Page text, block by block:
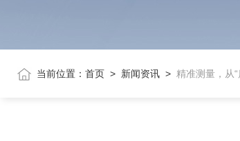
当前位置： 首页 > 新闻资讯 > 精准测量，从